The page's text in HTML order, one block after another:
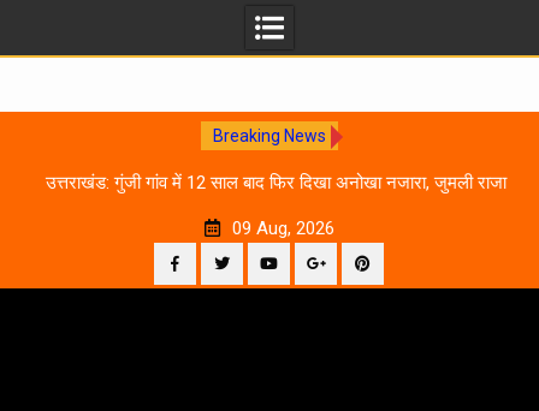
Breaking News
उत्तराखंड: गुंजी गांव में 12 साल बाद फिर दिखा अनोखा नजारा, जुमली राजा
09 Aug, 2026